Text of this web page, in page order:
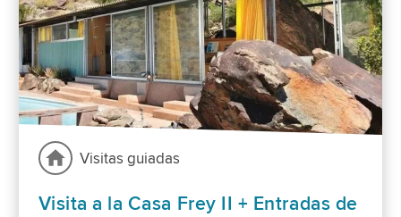
Visitas guiadas
Visita a la Casa Frey II + Entradas de